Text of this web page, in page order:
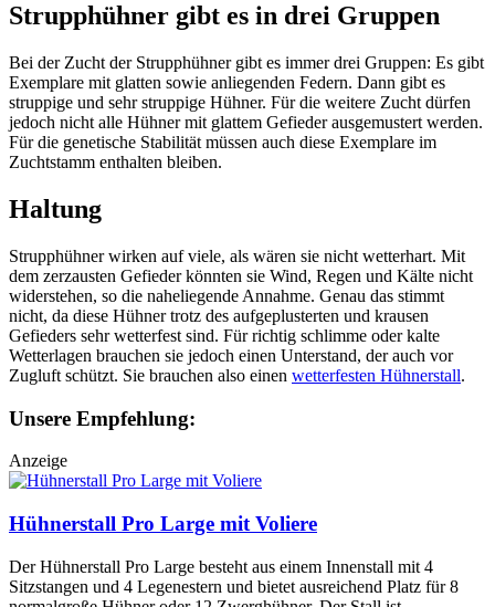
Strupphühner gibt es in drei Gruppen
Bei der Zucht der Strupphühner gibt es immer drei Gruppen: Es gibt
Exemplare mit glatten sowie anliegenden Federn. Dann gibt es
struppige und sehr struppige Hühner. Für die weitere Zucht dürfen
jedoch nicht alle Hühner mit glattem Gefieder ausgemustert werden.
Für die genetische Stabilität müssen auch diese Exemplare im
Zuchtstamm enthalten bleiben.
Haltung
Strupphühner wirken auf viele, als wären sie nicht wetterhart. Mit
dem zerzausten Gefieder könnten sie Wind, Regen und Kälte nicht
widerstehen, so die naheliegende Annahme. Genau das stimmt
nicht, da diese Hühner trotz des aufgeplusterten und krausen
Gefieders sehr wetterfest sind. Für richtig schlimme oder kalte
Wetterlagen brauchen sie jedoch einen Unterstand, der auch vor
Zugluft schützt. Sie brauchen also einen wetterfesten Hühnerstall.
Unsere Empfehlung:
Anzeige
Hühnerstall Pro Large mit Voliere
Der Hühnerstall Pro Large besteht aus einem Innenstall mit 4
Sitzstangen und 4 Legenestern und bietet ausreichend Platz für 8